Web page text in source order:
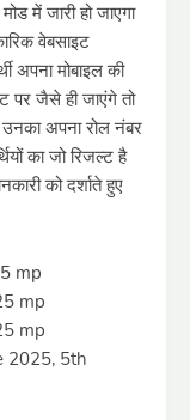
में जारी हो जाएगा
वेबसाइट
अपना मोबाइल की
पर जैसे ही जाएंगे तो
अपना रोल नंबर
का जो रिजल्ट है
को दर्शाते हुए